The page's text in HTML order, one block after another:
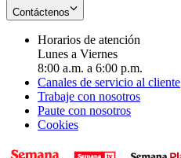
Contáctenos
Horarios de atención
Lunes a Viernes
8:00 a.m. a 6:00 p.m.
Canales de servicio al cliente
Trabaje con nosotros
Paute con nosotros
Cookies